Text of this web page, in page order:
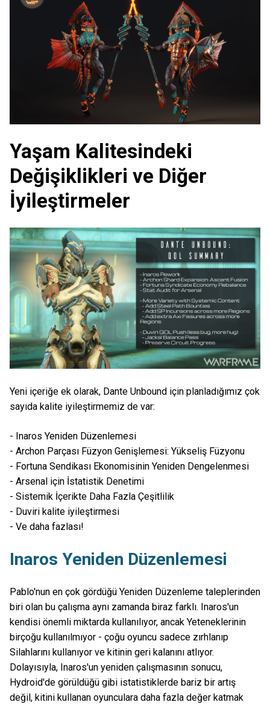
Yaşam Kalitesindeki
Değişiklikleri ve Diğer
İyileştirmeler
Yeni içeriğe ek olarak, Dante Unbound için planladığımız çok
sayıda kalite iyileştirmemiz de var:
- Inaros Yeniden Düzenlemesi
- Archon Parçası Füzyon Genişlemesi: Yükseliş Füzyonu
- Fortuna Sendikası Ekonomisinin Yeniden Dengelenmesi
- Arsenal için İstatistik Denetimi
- Sistemik İçerikte Daha Fazla Çeşitlilik
- Duviri kalite iyileştirmesi
- Ve daha fazlası!
Inaros Yeniden Düzenlemesi
Pablo'nun en çok gördüğü Yeniden Düzenleme taleplerinden
biri olan bu çalışma aynı zamanda biraz farklı. Inaros'un
kendisi önemli miktarda kullanılıyor, ancak Yeteneklerinin
birçoğu kullanılmıyor - çoğu oyuncu sadece zırhlanıp
Silahlarını kullanıyor ve kitinin geri kalanını atlıyor.
Dolayısıyla, Inaros'un yeniden çalışmasının sonucu,
Hydroid'de görüldüğü gibi istatistiklerde bariz bir artış
değil, kitini kullanan oyunculara daha fazla değer katmak